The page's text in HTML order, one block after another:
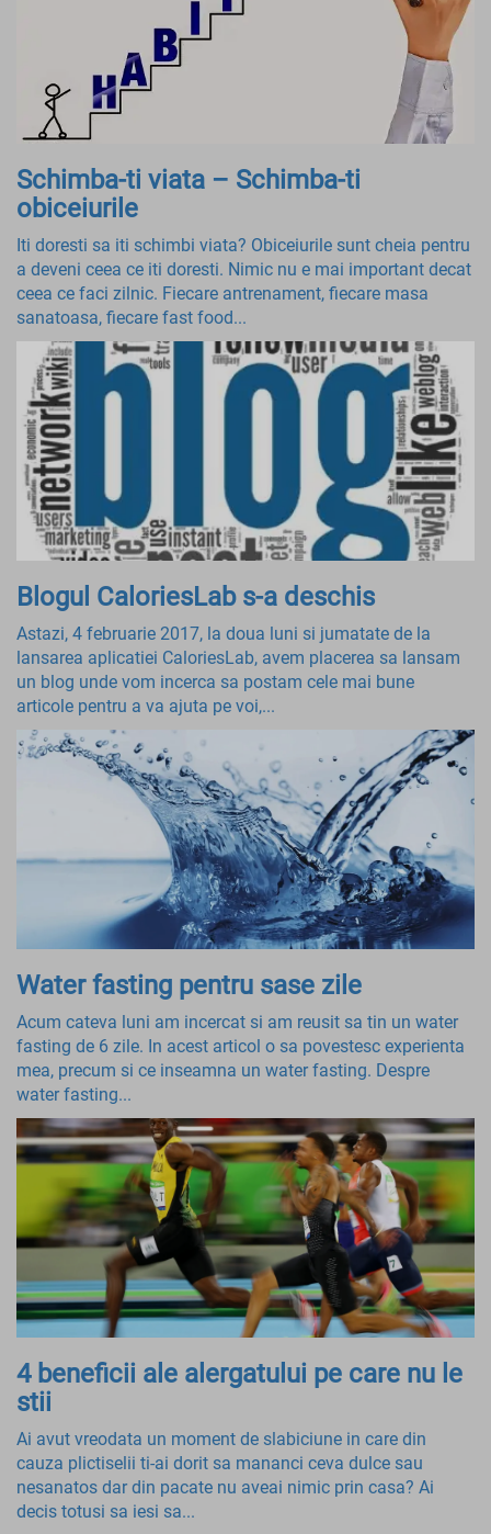
Schimba-ti viata – Schimba-ti
obiceiurile
Iti doresti sa iti schimbi viata? Obiceiurile sunt cheia pentru
a deveni ceea ce iti doresti. Nimic nu e mai important decat
ceea ce faci zilnic. Fiecare antrenament, fiecare masa
sanatoasa, fiecare fast food...
Blogul CaloriesLab s-a deschis
Astazi, 4 februarie 2017, la doua luni si jumatate de la
lansarea aplicatiei CaloriesLab, avem placerea sa lansam
un blog unde vom incerca sa postam cele mai bune
articole pentru a va ajuta pe voi,...
Water fasting pentru sase zile
Acum cateva luni am incercat si am reusit sa tin un water
fasting de 6 zile. In acest articol o sa povestesc experienta
mea, precum si ce inseamna un water fasting. Despre
water fasting...
4 beneficii ale alergatului pe care nu le
stii
Ai avut vreodata un moment de slabiciune in care din
cauza plictiselii ti-ai dorit sa mananci ceva dulce sau
nesanatos dar din pacate nu aveai nimic prin casa? Ai
decis totusi sa iesi sa...